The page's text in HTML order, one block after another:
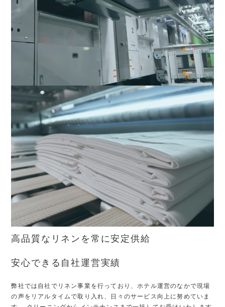
高品質なリネンを常に安定供給
安心できる自社運営実績
弊社では自社でリネン事業を行っており、ホテル運営のなかで現場
の声を リアルタイムで取り入れ、日々のサービス向上に努めていま